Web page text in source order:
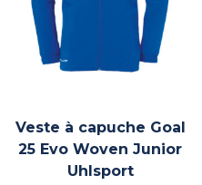
Veste à capuche Goal
25 Evo Woven Junior
Uhlsport